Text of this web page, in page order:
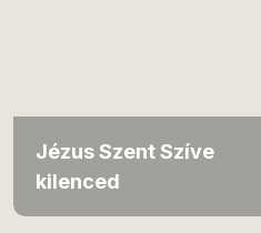
Jézus Szent Szíve
kilenced